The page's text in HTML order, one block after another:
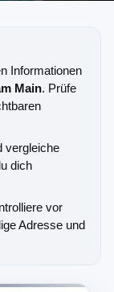
Informationen
Main. Prüfe
vergleiche
dich
vor
Adresse und